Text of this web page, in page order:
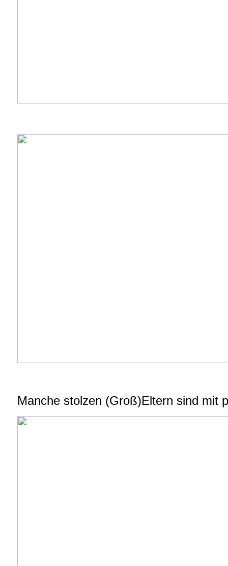
Manche stolzen (Groß)Eltern sind mit